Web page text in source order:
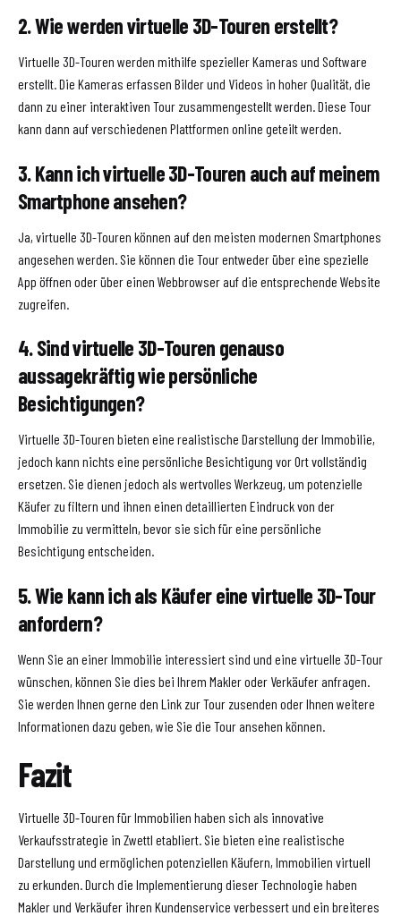
2. Wie werden virtuelle 3D-Touren erstellt?
Virtuelle 3D-Touren werden mithilfe spezieller Kameras und Software
erstellt. Die Kameras erfassen Bilder und Videos in hoher Qualität, die
dann zu einer interaktiven Tour zusammengestellt werden. Diese Tour
kann dann auf verschiedenen Plattformen online geteilt werden.
3. Kann ich virtuelle 3D-Touren auch auf meinem
Smartphone ansehen?
Ja, virtuelle 3D-Touren können auf den meisten modernen Smartphones
angesehen werden. Sie können die Tour entweder über eine spezielle
App öffnen oder über einen Webbrowser auf die entsprechende Website
zugreifen.
4. Sind virtuelle 3D-Touren genauso
aussagekräftig wie persönliche
Besichtigungen?
Virtuelle 3D-Touren bieten eine realistische Darstellung der Immobilie,
jedoch kann nichts eine persönliche Besichtigung vor Ort vollständig
ersetzen. Sie dienen jedoch als wertvolles Werkzeug, um potenzielle
Käufer zu filtern und ihnen einen detaillierten Eindruck von der
Immobilie zu vermitteln, bevor sie sich für eine persönliche
Besichtigung entscheiden.
5. Wie kann ich als Käufer eine virtuelle 3D-Tour
anfordern?
Wenn Sie an einer Immobilie interessiert sind und eine virtuelle 3D-Tour
wünschen, können Sie dies bei Ihrem Makler oder Verkäufer anfragen.
Sie werden Ihnen gerne den Link zur Tour zusenden oder Ihnen weitere
Informationen dazu geben, wie Sie die Tour ansehen können.
Fazit
Virtuelle 3D-Touren für Immobilien haben sich als innovative
Verkaufsstrategie in Zwettl etabliert. Sie bieten eine realistische
Darstellung und ermöglichen potenziellen Käufern, Immobilien virtuell
zu erkunden. Durch die Implementierung dieser Technologie haben
Makler und Verkäufer ihren Kundenservice verbessert und ein breiteres